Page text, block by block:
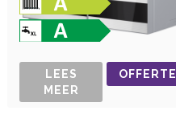
LEES
MEER
OFFERTE